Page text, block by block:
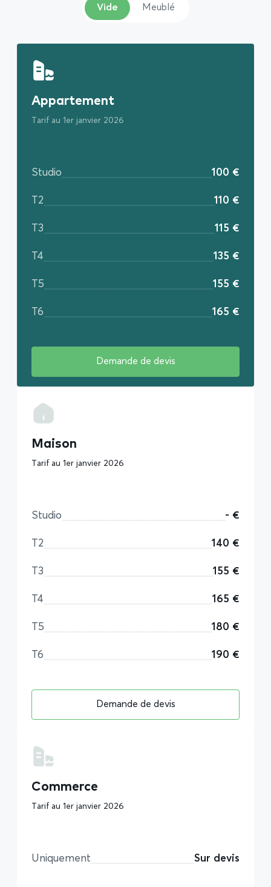
Vide Meublé
Appartement
Tarif au 1er janvier 2026
Studio 100 €
T2 110 €
T3 115 €
T4 135 €
T5 155 €
T6 165 €
Demande de devis
Maison
Tarif au 1er janvier 2026
Studio - €
T2 140 €
T3 155 €
T4 165 €
T5 180 €
T6 190 €
Demande de devis
Commerce
Tarif au 1er janvier 2026
Uniquement Sur devis